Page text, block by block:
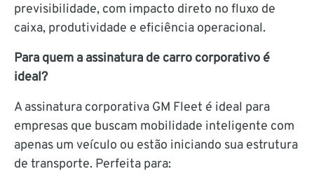
previsibilidade, com impacto direto no fluxo de
caixa, produtividade e eficiência operacional.
Para quem a assinatura de carro corporativo é
ideal?
A assinatura corporativa GM Fleet é ideal para
empresas que buscam mobilidade inteligente com
apenas um veículo ou estão iniciando sua estrutura
de transporte. Perfeita para: